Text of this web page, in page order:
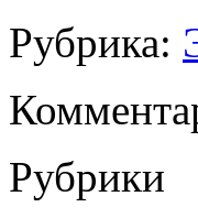
Рубрика:
Рубрики